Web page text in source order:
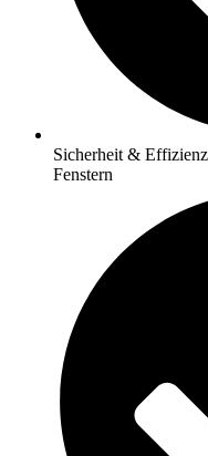
Sicherheit &
Fenstern